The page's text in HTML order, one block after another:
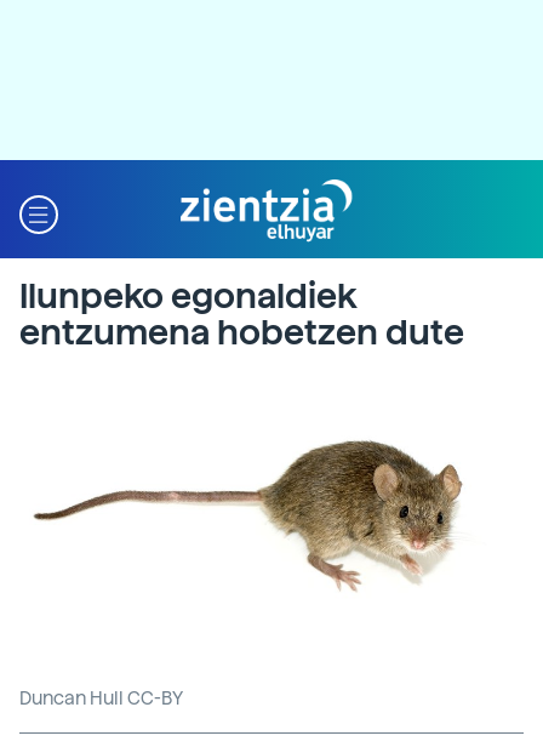
Ilunpeko egonaldiek
entzumena hobetzen dute
Duncan Hull CC-BY